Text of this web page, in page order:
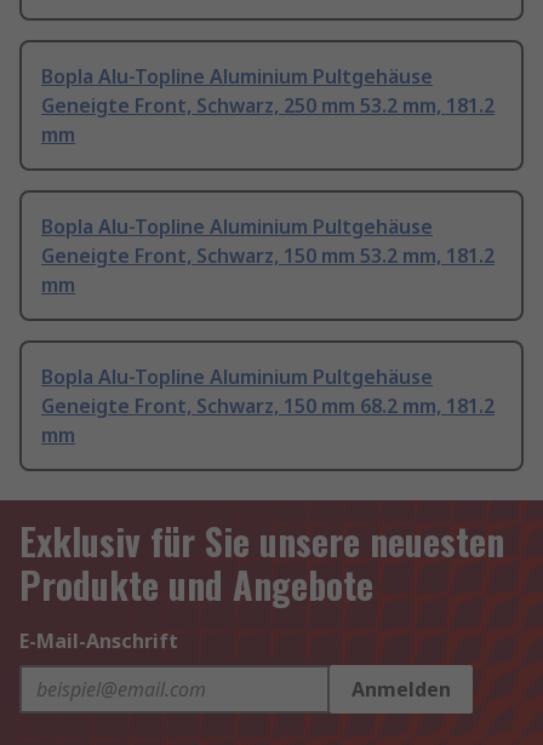
Bopla Alu-Topline Aluminium Pultgehäuse
Geneigte Front, Schwarz, 250 mm 53.2 mm, 181.2
mm
Bopla Alu-Topline Aluminium Pultgehäuse
Geneigte Front, Schwarz, 150 mm 53.2 mm, 181.2
mm
Bopla Alu-Topline Aluminium Pultgehäuse
Geneigte Front, Schwarz, 150 mm 68.2 mm, 181.2
mm
Exklusiv für Sie unsere neuesten
Produkte und Angebote
E-Mail-Anschrift
Anmelden